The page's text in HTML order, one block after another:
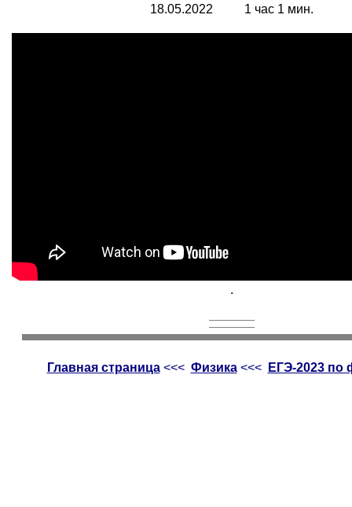
18.05.2022 1 час 1 мин.
.
Главная страница<<< Физика<<< ЕГЭ-2023 по